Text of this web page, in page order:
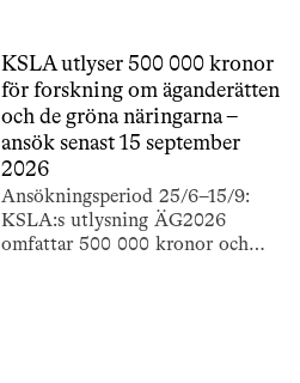
KSLA utlyser 500 000 kronor
för forskning om äganderätten
och de gröna näringarna –
ansök senast 15 september
2026
Ansökningsperiod 25/6–15/9:
KSLA:s utlysning ÄG2026
omfattar 500 000 kronor och